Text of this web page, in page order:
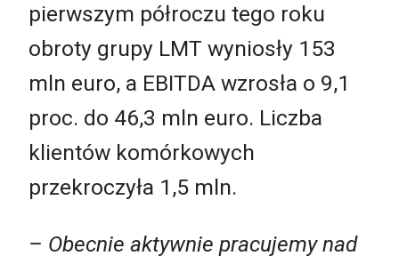
pierwszym półroczu tego roku
obroty grupy LMT wyniosły 153
mln euro, a EBITDA wzrosła o 9,1
proc. do 46,3 mln euro. Liczba
klientów komórkowych
przekroczyła 1,5 mln.
– Obecnie aktywnie pracujemy nad